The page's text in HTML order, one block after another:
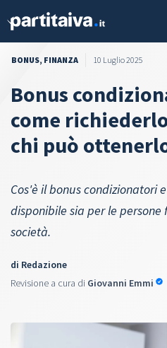
BONUS, FINANZA 10 Luglio 2025
Bonus
come
chi può
Cos'è il bonus condizionatori
disponibile sia per le persone
società.
di Redazione
Revisione a cura di Giovanni Emmi